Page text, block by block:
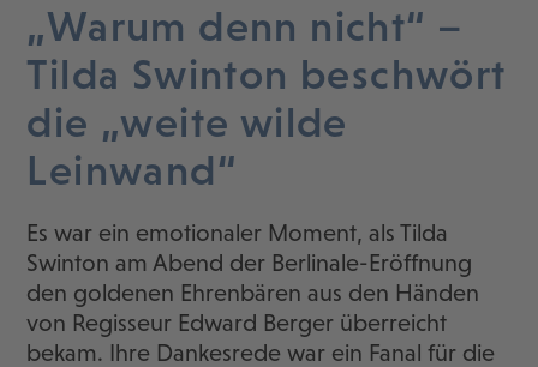
„Warum denn nicht“ –
Tilda Swinton beschwört
die „weite wilde
Leinwand“
Es war ein emotionaler Moment, als Tilda
Swinton am Abend der Berlinale-Eröffnung
den goldenen Ehrenbären aus den Händen
von Regisseur Edward Berger überreicht
bekam. Ihre Dankesrede war ein Fanal für die